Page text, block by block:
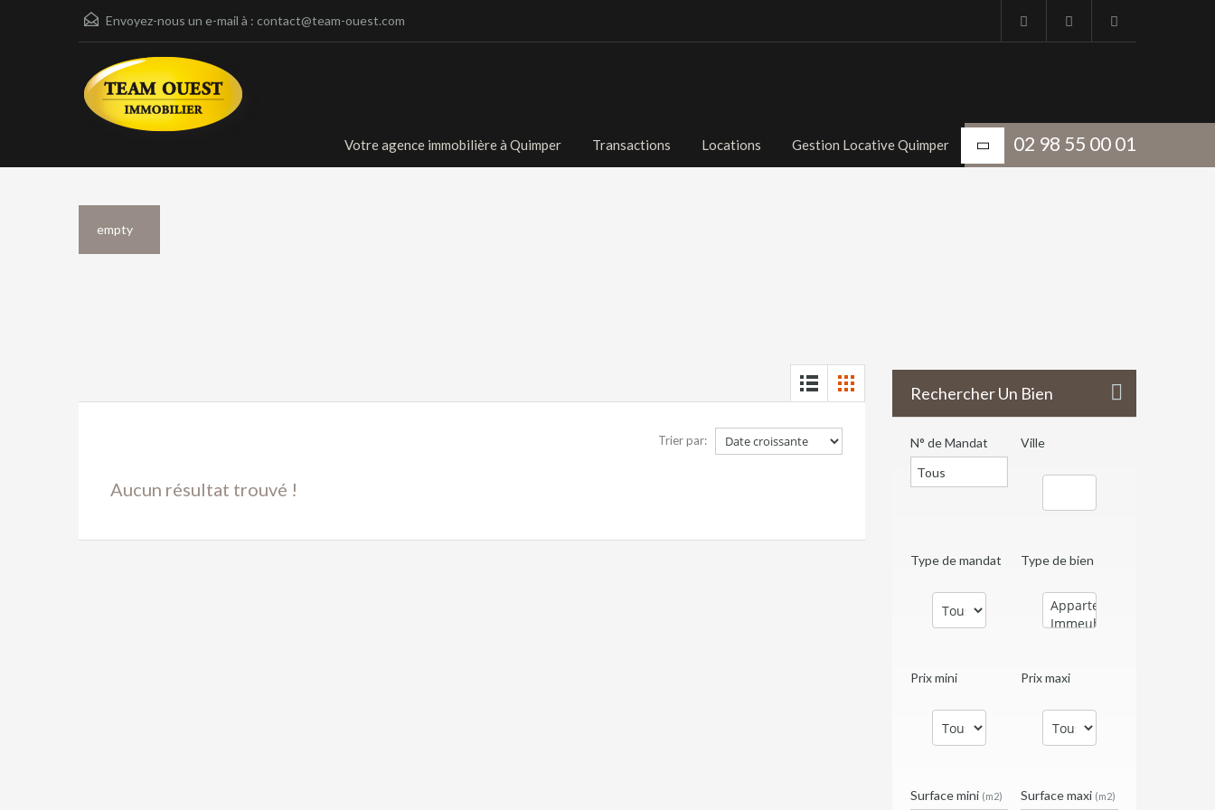
Envoyez-nous un e-mail à : contact@team-ouest.com
02 98 55 00 01
Votre agence immobilière à Quimper Transactions Locations Gestion Locative Quimper
empty
Trier par:
Aucun résultat trouvé !
Rechercher Un Bien
N° de Mandat Ville
Type de mandat Type de bien
Prix mini Prix maxi
Surface mini (m2) Surface maxi (m2)